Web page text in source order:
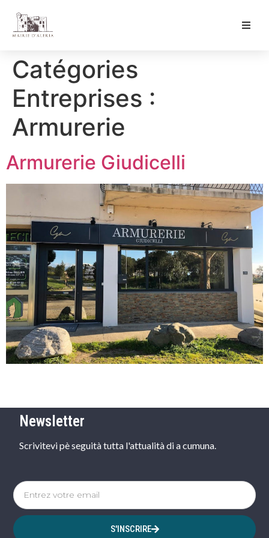
Catégories
Entreprises :
Armurerie
Armurerie Giudicelli
Newsletter
Scrivitevi pè seguità tutta l'attualità di a cumuna.
S'INSCRIRE